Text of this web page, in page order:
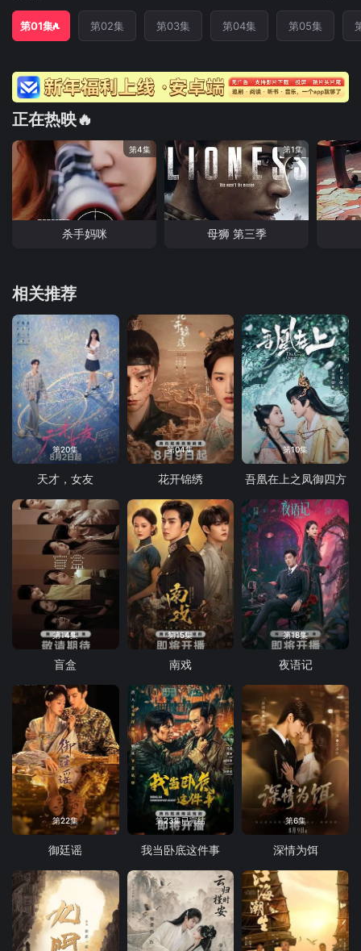
第01集 第02集 第03集 第04集 第05集
正在热映🔥
第4集
杀手妈咪
第1集
母狮 第三季
相关推荐
第20集
天才，女友
第04集
花开锦绣
第10集
吾凰在上之凤御四方
第14集
盲盒
第15集
南戏
第18集
夜语记
第22集
御廷谣
第23集已完结
我当卧底这件事
第6集
深情为饵